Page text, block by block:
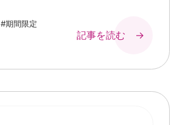
#期間限定
記事を読む →